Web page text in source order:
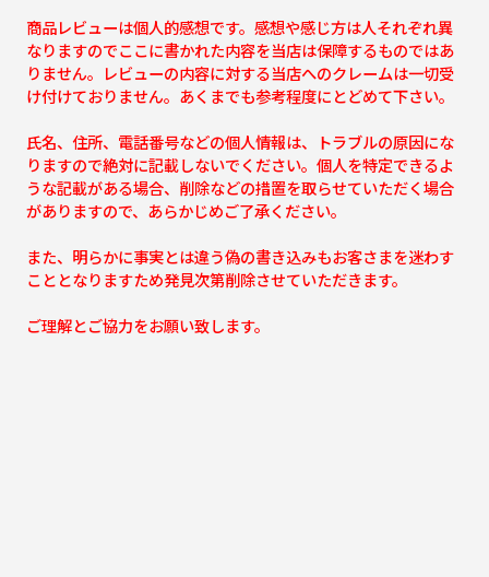
商品レビューは個人的感想です。感想や感じ方は人それぞれ異
なりますのでここに書かれた内容を当店は保障するものではあ
りません。レビューの内容に対する当店へのクレームは一切受
け付けておりません。あくまでも参考程度にとどめて下さい。
氏名、住所、電話番号などの個人情報は、トラブルの原因にな
りますので絶対に記載しないでください。個人を特定できるよ
うな記載がある場合、削除などの措置を取らせていただく場合
がありますので、あらかじめご了承ください。
また、明らかに事実とは違う偽の書き込みもお客さまを迷わす
こととなりますため発見次第削除させていただきます。
ご理解とご協力をお願い致します。